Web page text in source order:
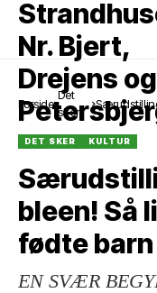
Forside
Det
sker
fødte barn
DET SKER KULTUR
bleen! Så
fødte
EN SVÆR